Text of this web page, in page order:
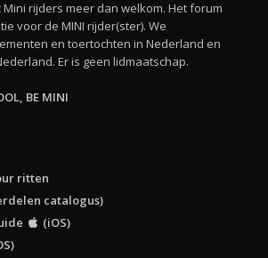
Mini rijders meer dan welkom. Het forum
voor de MINI rijder(ster). We
en toertochten in Nederland en
Er is geen lidmaatschap.
BE MINI
ritten
catalogus)
(iOS)